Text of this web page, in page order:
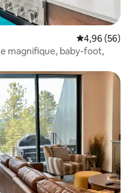
Note
4,96 (56)
magnifique, baby-foot,